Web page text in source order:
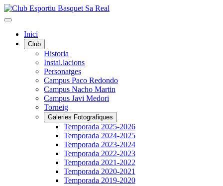
Inici
Club
Historia
Instal.lacions
Personatges
Campus Paco Redondo
Campus Nacho Martin
Campus Javi Medori
Torneig
Galeries Fotografiques
Temporada 2025-2026
Temporada 2024-2025
Temporada 2023-2024
Temporada 2022-2023
Temporada 2021-2022
Temporada 2020-2021
Temporada 2019-2020